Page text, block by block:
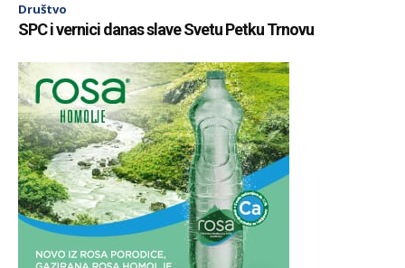
Društvo
SPC i vernici danas slave Svetu Petku Trnovu